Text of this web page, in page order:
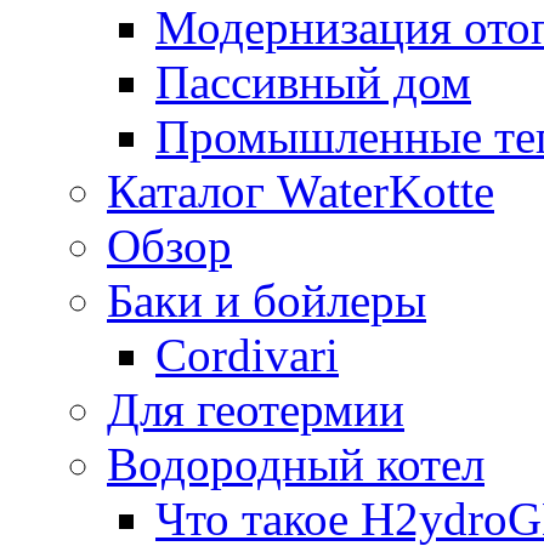
Модернизация
Пассивный дом
Промышленные
Каталог WaterKotte
Обзор
Баки и бойлеры
Cordivari
Для геотермии
Водородный котел
Что такое